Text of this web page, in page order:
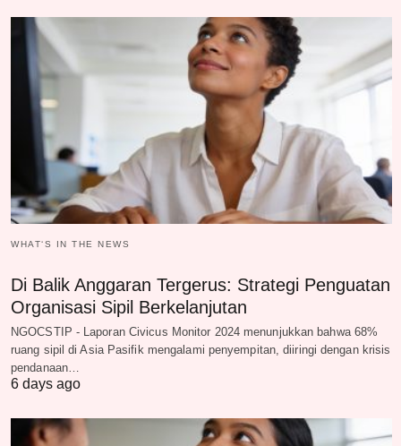
WHAT‘S IN THE NEWS
Di Balik Anggaran Tergerus: Strategi Penguatan
Organisasi Sipil Berkelanjutan
NGOCSTIP - Laporan Civicus Monitor 2024 menunjukkan bahwa 68%
ruang sipil di Asia Pasifik mengalami penyempitan, diiringi dengan krisis
pendanaan…
6 days ago